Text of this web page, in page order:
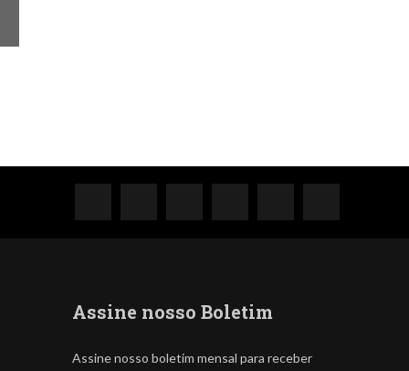
Assine nosso Boletim
Assine nosso boletim mensal para receber